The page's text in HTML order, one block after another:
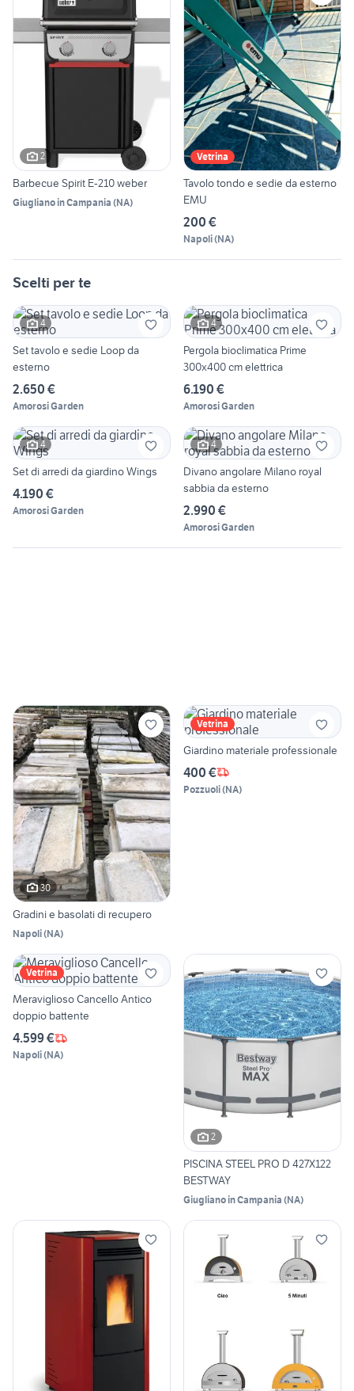
2
Barbecue Spirit E-210 weber
Giugliano in Campania (NA)
Vetrina
Tavolo tondo e sedie da esterno
EMU
200 €
Napoli(NA)
Scelti per te
4
Set tavolo e sedie Loop da
esterno
2.650 €
Amorosi Garden
4
Pergola bioclimatica Prime
300x400 cm elettrica
6.190 €
Amorosi Garden
4
Set di arredi da giardino Wings
4.190 €
Amorosi Garden
4
Divano angolare Milano royal
sabbia da esterno
2.990 €
Amorosi Garden
30
Gradini e basolati di recupero
Napoli(NA)
Vetrina
Giardino materiale professionale
400 €
Pozzuoli(NA)
Vetrina
Meraviglioso Cancello Antico
doppio battente
4.599 €
Napoli(NA)
2
PISCINA STEEL PRO D 427X122
BESTWAY
Giugliano in Campania (NA)